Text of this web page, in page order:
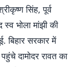
सिंह, पूर्व
स्व भोला मांझी की
बिहार सरकार में
दामोदर रावत का